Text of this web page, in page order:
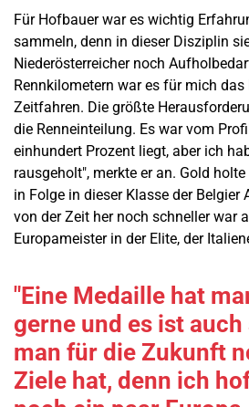
Für Hofbauer war es wichtig
sammeln, denn in dieser Disziplin
Niederösterreicher noch
Rennkilometern war es für mich
Zeitfahren. Die größte
die Renneinteilung. Es war vom
einhundert Prozent liegt, aber ich
rausgeholt", merkte er an. Gold
in Folge in dieser Klasse der Belgier
von der Zeit her noch schneller war
Europameister in der Elite, der
"Eine Medaille hat
gerne und es ist
man für die Zukunft
Ziele hat, denn ich